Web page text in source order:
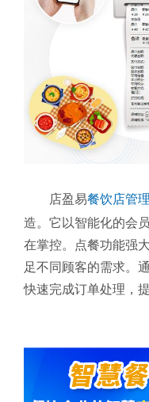
店盈易餐饮店管
造。它以智能化的会
在掌控。点餐功能强
足不同顾客的需求。
快速完成订单处理，